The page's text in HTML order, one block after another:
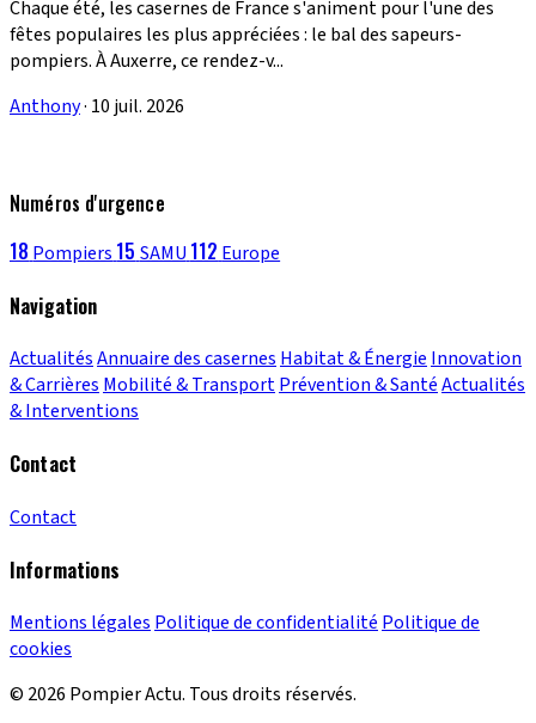
Chaque été, les casernes de France s'animent pour l'une des
fêtes populaires les plus appréciées : le bal des sapeurs-
pompiers. À Auxerre, ce rendez-v...
Anthony· 10 juil. 2026
Numéros d'urgence
18 Pompiers 15 SAMU 112 Europe
Navigation
ActualitésAnnuaire des casernes Habitat & Énergie Innovation
& Carrières Mobilité & TransportPrévention & SantéActualités
& Interventions
Contact
Contact
Informations
Mentions légales Politique de confidentialité Politique de
cookies
© 2026 Pompier Actu. Tous droits réservés.